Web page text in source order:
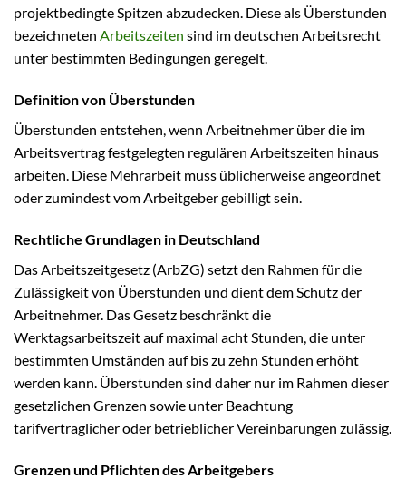
projektbedingte Spitzen abzudecken. Diese als Überstunden
bezeichneten Arbeitszeiten sind im deutschen Arbeitsrecht
unter bestimmten Bedingungen geregelt.
Definition von Überstunden
Überstunden entstehen, wenn Arbeitnehmer über die im
Arbeitsvertrag festgelegten regulären Arbeitszeiten hinaus
arbeiten. Diese Mehrarbeit muss üblicherweise angeordnet
oder zumindest vom Arbeitgeber gebilligt sein.
Rechtliche Grundlagen in Deutschland
Das Arbeitszeitgesetz (ArbZG) setzt den Rahmen für die
Zulässigkeit von Überstunden und dient dem Schutz der
Arbeitnehmer. Das Gesetz beschränkt die
Werktagsarbeitszeit auf maximal acht Stunden, die unter
bestimmten Umständen auf bis zu zehn Stunden erhöht
werden kann. Überstunden sind daher nur im Rahmen dieser
gesetzlichen Grenzen sowie unter Beachtung
tarifvertraglicher oder betrieblicher Vereinbarungen zulässig.
Grenzen und Pflichten des Arbeitgebers